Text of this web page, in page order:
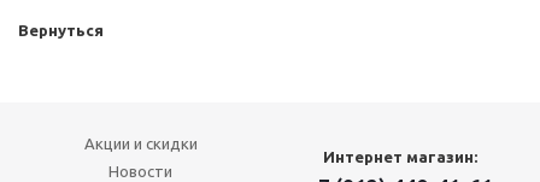
Вернуться
Акции и скидки
Новости
Интернет магазин: